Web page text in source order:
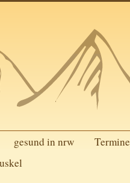
gesund in nrw
Termine